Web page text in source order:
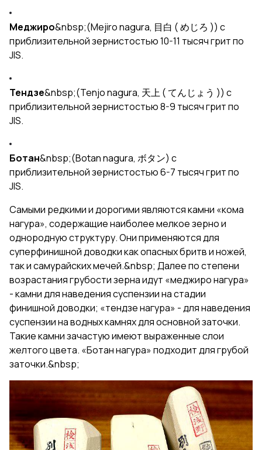
Меджиро&nbsp;(Mejiro nagura, 目白 ( めじろ )) с
приблизительной зернистостью 10-11 тысяч грит по
JIS.
Тендзе&nbsp;(Tenjo nagura, 天上 ( てんじょう )) с
приблизительной зернистостью 8-9 тысяч грит по
JIS.
Ботан&nbsp;(Botan nagura, ボタン) с
приблизительной зернистостью 6-7 тысяч грит по
JIS.
Самыми редкими и дорогими являются камни «кома
нагура», содержащие наиболее мелкое зерно и
однородную структуру. Они применяются для
суперфинишной доводки как опасных бритв и ножей,
так и самурайских мечей.&nbsp; Далее по степени
возрастания грубости зерна идут «меджиро нагура»
- камни для наведения суспензии на стадии
финишной доводки; «тендзе нагура» - для наведения
суспензии на водных камнях для основной заточки.
Такие камни зачастую имеют выраженные слои
желтого цвета. «Ботан нагура» подходит для грубой
заточки.&nbsp;